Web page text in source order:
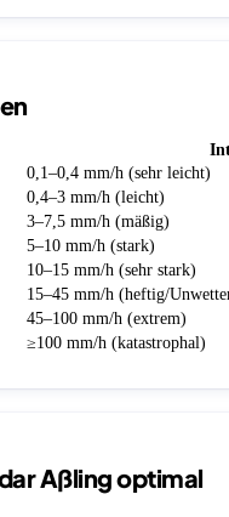
0,1–0,4 mm/h (sehr leicht)
0,4–3 mm/h (leicht)
3–7,5 mm/h (mäßig)
5–10 mm/h (stark)
10–15 mm/h (sehr stark)
15–45 mm/h (heftig/
45–100 mm/h (extrem)
≥100 mm/h (katastrophal)
Aßling optimal